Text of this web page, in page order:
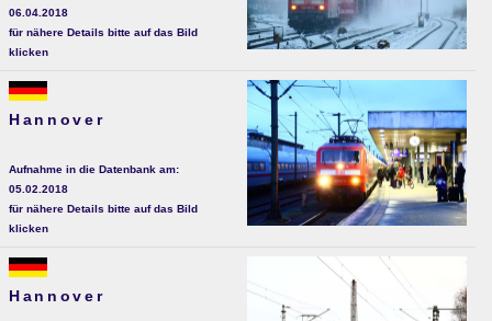
06.04.2018
für nähere Details bitte auf das Bild
klicken
Hannover
Aufnahme in die Datenbank am:
05.02.2018
für nähere Details bitte auf das Bild
klicken
Hannover